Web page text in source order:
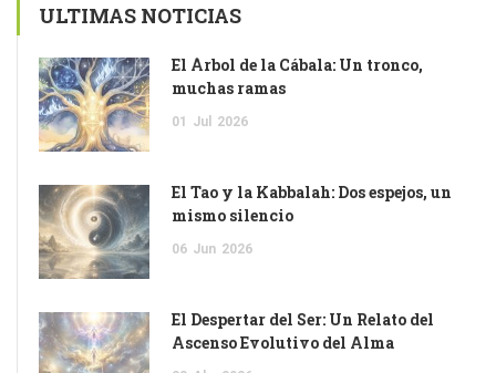
ULTIMAS NOTICIAS
El Árbol de la Cábala: Un tronco,
muchas ramas
01 Jul 2026
El Tao y la Kabbalah: Dos espejos, un
mismo silencio
06 Jun 2026
El Despertar del Ser: Un Relato del
Ascenso Evolutivo del Alma